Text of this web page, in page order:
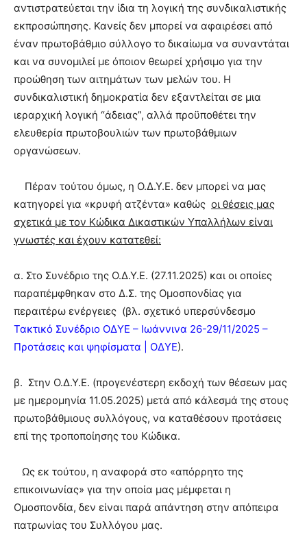
αντιστρατεύεται την ίδια τη λογική της συνδικαλιστικής
εκπροσώπησης. Κανείς δεν μπορεί να αφαιρέσει από
έναν πρωτοβάθμιο σύλλογο το δικαίωμα να συναντάται
και να συνομιλεί με όποιον θεωρεί χρήσιμο για την
προώθηση των αιτημάτων των μελών του. Η
συνδικαλιστική δημοκρατία δεν εξαντλείται σε μια
ιεραρχική λογική “άδειας”, αλλά προϋποθέτει την
ελευθερία πρωτοβουλιών των πρωτοβάθμιων
οργανώσεων.
Πέραν τούτου όμως, η Ο.Δ.Υ.Ε. δεν μπορεί να μας
κατηγορεί για «κρυφή ατζέντα» καθώς οι θέσεις μας
σχετικά με τον Κώδικα Δικαστικών Υπαλλήλων είναι
γνωστές και έχουν κατατεθεί:
α. Στο Συνέδριο της Ο.Δ.Υ.Ε. (27.11.2025) και οι οποίες
παραπέμφθηκαν στο Δ.Σ. της Ομοσπονδίας για
περαιτέρω ενέργειες (βλ. σχετικό υπερσύνδεσμο
Τακτικό Συνέδριο ΟΔΥΕ – Ιωάννινα 26-29/11/2025 –
Προτάσεις και ψηφίσματα | ΟΔΥΕ).
β. Στην Ο.Δ.Υ.Ε. (προγενέστερη εκδοχή των θέσεων μας
με ημερομηνία 11.05.2025) μετά από κάλεσμά της στους
πρωτοβάθμιους συλλόγους, να καταθέσουν προτάσεις
επί της τροποποίησης του Κώδικα.
Ως εκ τούτου, η αναφορά στο «απόρρητο της
επικοινωνίας» για την οποία μας μέμφεται η
Ομοσπονδία, δεν είναι παρά απάντηση στην απόπειρα
πατρωνίας του Συλλόγου μας.